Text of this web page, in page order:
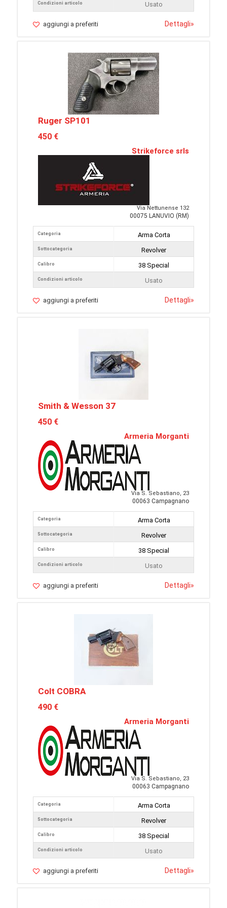
Condizioni articolo
Usato
aggiungi a preferiti Dettagli»
Ruger SP101
450 €
Strikeforce srls
Via Nettunense 132
00075 LANUVIO (RM)
Categoria
Sottocategoria
Calibro
Condizioni articolo
Arma Corta
Revolver
38 Special
Usato
aggiungi a preferiti Dettagli»
Smith & Wesson 37
450 €
Armeria Morganti
Via S. Sebastiano, 23
00063 Campagnano
Categoria
Sottocategoria
Calibro
Condizioni articolo
Arma Corta
Revolver
38 Special
Usato
aggiungi a preferiti Dettagli»
Colt COBRA
490 €
Armeria Morganti
Via S. Sebastiano, 23
00063 Campagnano
Categoria
Sottocategoria
Calibro
Condizioni articolo
Arma Corta
Revolver
38 Special
Usato
aggiungi a preferiti Dettagli»